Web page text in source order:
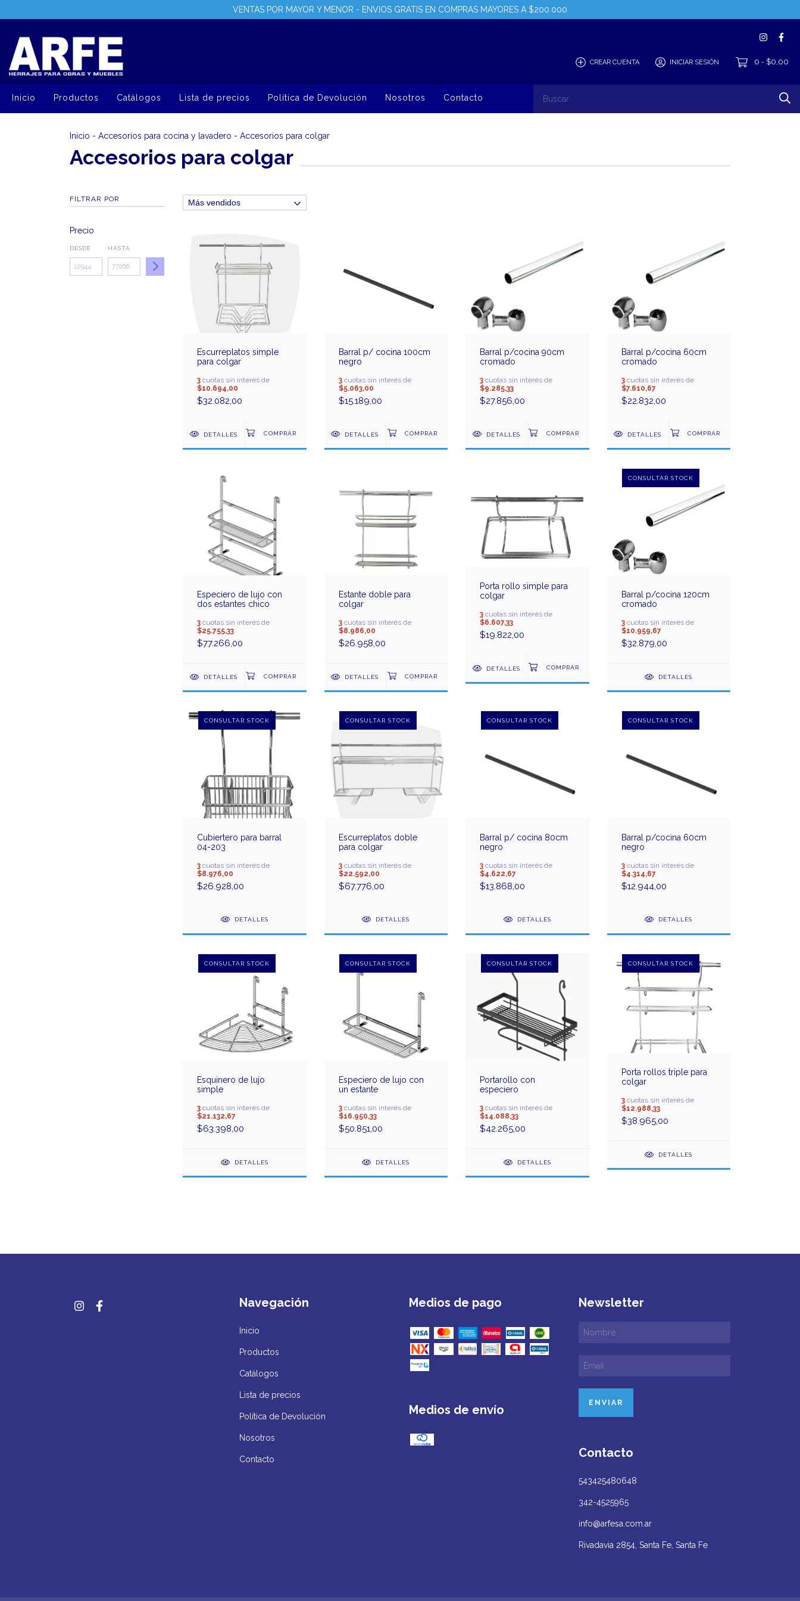
VENTAS POR MAYOR Y MENOR - ENVIOS GRATIS EN COMPRAS MAYORES A $200.000
CREAR CUENTA INICIAR SESIÓN 0 - $0,00
Inicio Productos Catálogos Lista de precios Política de Devolución Nosotros Contacto
Inicio - Accesorios para cocina y lavadero - Accesorios para colgar
Accesorios para colgar
FILTRAR POR
Precio
DESDE HASTA
Escurreplatos simple
para colgar
3 cuotas sin interés de
$10.694,00
$32.082,00
DETALLES
Barral p/ cocina 100cm
negro
3cuotas sin interés de
$5.063,00
$15.189,00
DETALLES
Barral p/cocina 90cm
cromado
3 cuotas sin interés de
$9.285,33
$27.856,00
DETALLES
Barral p/cocina 60cm
cromado
3cuotas sin interés de
$7.610,67
$22.832,00
DETALLES
Especiero de lujo con
dos estantes chico
3 cuotas sin interés de
$25.755,33
$77.266,00
DETALLES
Estante doble para
colgar
3cuotas sin interés de
$8.986,00
$26.958,00
DETALLES
Porta rollo simple para
colgar
3 cuotas sin interés de
$6.607,33
$19.822,00
DETALLES
Barral p/cocina 120cm
cromado
3cuotas sin interés de
$10.959,67
$32.879,00
DETALLES
Cubiertero para barral
04-203
3 cuotas sin interés de
$8.976,00
$26.928,00
DETALLES
Escurreplatos doble
para colgar
3cuotas sin interés de
$22.592,00
$67.776,00
DETALLES
Barral p/ cocina 80cm
negro
3 cuotas sin interés de
$4.622,67
$13.868,00
DETALLES
Barral p/cocina 60cm
negro
3cuotas sin interés de
$4.314,67
$12.944,00
DETALLES
Esquinero de lujo
simple
3 cuotas sin interés de
$21.132,67
$63.398,00
DETALLES
Especiero de lujo con
un estante
3cuotas sin interés de
$16.950,33
$50.851,00
DETALLES
Portarollo con
especiero
3 cuotas sin interés de
$14.088,33
$42.265,00
DETALLES
Porta rollos triple para
colgar
3cuotas sin interés de
$12.988,33
$38.965,00
DETALLES
Navegación
Inicio
Productos
Catálogos
Lista de precios
Política de Devolución
Nosotros
Contacto
Medios de pago
Medios de envío
Newsletter
Contacto
543425480648
342-4525965
info@arfesa.com.ar
Rivadavia 2854, Santa Fe, Santa Fe